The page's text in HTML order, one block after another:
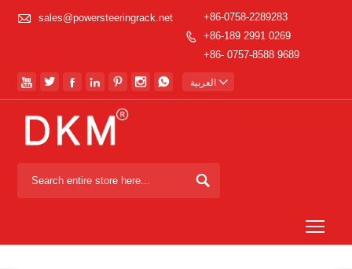
 sales@powersteeringrack.net

+86-0758-2289283
+86-189 2991 0269
+86- 0757-8588 9689
       العربية 
